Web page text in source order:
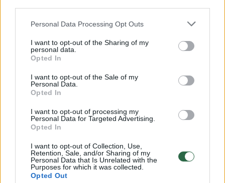
Personal Data Processing Opt Outs
I want to opt-out of the Sharing of my
personal data.
Opted In
I want to opt-out of the Sale of my
Personal Data.
Opted In
I want to opt-out of processing my
Personal Data for Targeted Advertising.
Opted In
I want to opt-out of Collection, Use,
Retention, Sale, and/or Sharing of my
Personal Data that Is Unrelated with the
Purposes for which it was collected.
Opted Out
Žmonės kilo įtarimas, kad jaunai moteriai
kažkas negerai, todėl jie iškvietė greitosios
pagalbos medikus.
Pamatykite filmuotą medžiagą: ištrauktas